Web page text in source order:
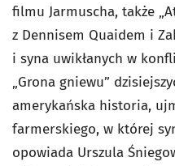
filmu Jarmuscha, także
z Dennisem Quaidem i
i syna uwikłanych w
„Grona gniewu”
amerykańska historia,
farmerskiego, w której
opowiada Urszula